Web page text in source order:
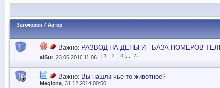
Заголовок / Автор
Важно: РАЗВОД НА ДЕНЬГИ - БАЗА НОМЕРОВ
alSur , 23.06.2010 11:06 1 2 3 22
Важно: Вы нашли чье-то животное?
Megiona, 31.12.2014 00:50